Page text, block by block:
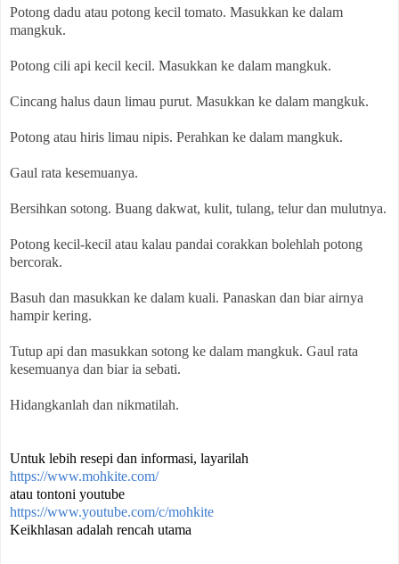
Potong dadu atau potong kecil tomato. Masukkan ke dalam
mangkuk.
Potong cili api kecil kecil. Masukkan ke dalam mangkuk.
Cincang halus daun limau purut. Masukkan ke dalam mangkuk.
Potong atau hiris limau nipis. Perahkan ke dalam mangkuk.
Gaul rata kesemuanya.
Bersihkan sotong. Buang dakwat, kulit, tulang, telur dan mulutnya.
Potong kecil-kecil atau kalau pandai corakkan bolehlah potong
bercorak.
Basuh dan masukkan ke dalam kuali. Panaskan dan biar airnya
hampir kering.
Tutup api dan masukkan sotong ke dalam mangkuk. Gaul rata
kesemuanya dan biar ia sebati.
Hidangkanlah dan nikmatilah.
Untuk lebih resepi dan informasi, layarilah
https://www.mohkite.com/
atau tontoni youtube
https://www.youtube.com/c/mohkite
Keikhlasan adalah rencah utama